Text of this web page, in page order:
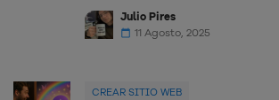
Julio Pires
11 Agosto, 2025
CREAR SITIO WEB